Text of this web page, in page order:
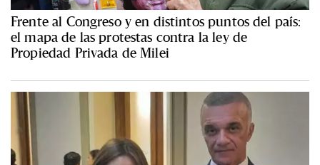
Frente al Congreso y en distintos puntos del país:
el mapa de las protestas contra la ley de
Propiedad Privada de Milei